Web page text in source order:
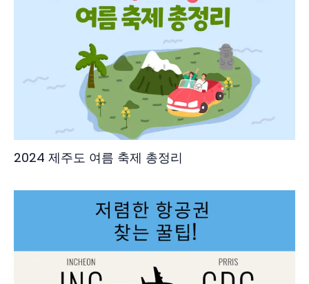
2024 제주도 여름 축제 총정리